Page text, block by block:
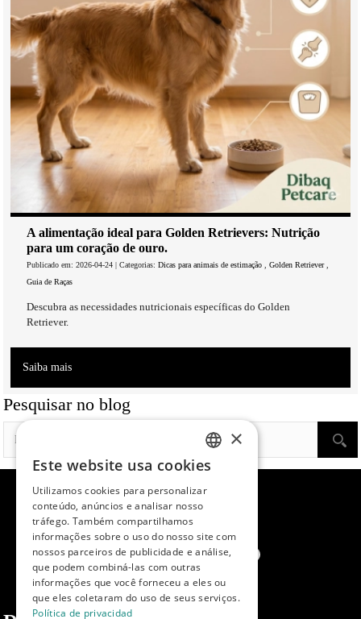
A alimentação ideal para Golden Retrievers: Nutrição
para um coração de ouro.
Publicado em: 2026-04-24 | Categorias:Dicas para animais de estimação ,Golden Retriever,
Guia de Raças
Descubra as necessidades nutricionais específicas do Golden
Retriever.
Saiba mais
Pesquisar no blog
SPANISH
ENGLISH
PORTUGUESE
×
Este website usa cookies
Utilizamos cookies para personalizar
conteúdo, anúncios e analisar nosso
tráfego. Também compartilhamos
informações sobre o uso do nosso site com
nossos parceiros de publicidade e análise,
que podem combiná-las com outras
informações que você forneceu a eles ou
que eles coletaram do uso de seus serviços.
Política de privacidad